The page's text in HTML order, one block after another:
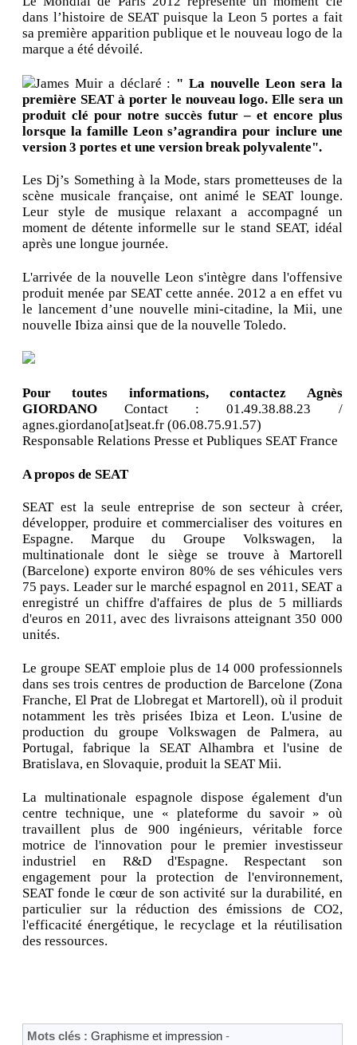
dans l’histoire de SEAT puisque la Leon 5 portes a fait
sa première apparition publique et le nouveau logo de la
marque a été dévoilé.
James Muir a déclaré : " La nouvelle Leon sera la
première SEAT à porter le nouveau logo. Elle sera un
produit clé pour notre succès futur – et encore plus
lorsque la famille Leon s’agrandira pour inclure une
version 3 portes et une version break polyvalente".
Les Dj’s Something à la Mode, stars prometteuses de la
scène musicale française, ont animé le SEAT lounge.
Leur style de musique relaxant a accompagné un
moment de détente informelle sur le stand SEAT, idéal
après une longue journée.
L'arrivée de la nouvelle Leon s'intègre dans l'offensive
produit menée par SEAT cette année. 2012 a en effet vu
le lancement d’une nouvelle mini-citadine, la Mii, une
nouvelle Ibiza ainsi que de la nouvelle Toledo.
Pour toutes informations, contactez Agnès
GIORDANO Contact : 01.49.38.88.23 /
agnes.giordano[at]seat.fr (06.08.75.91.57)
Responsable Relations Presse et Publiques SEAT France
A propos de SEAT
SEAT est la seule entreprise de son secteur à créer,
développer, produire et commercialiser des voitures en
Espagne. Marque du Groupe Volkswagen, la
multinationale dont le siège se trouve à Martorell
(Barcelone) exporte environ 80% de ses véhicules vers
75 pays. Leader sur le marché espagnol en 2011, SEAT a
enregistré un chiffre d'affaires de plus de 5 milliards
d'euros en 2011, avec des livraisons atteignant 350 000
unités.
Le groupe SEAT emploie plus de 14 000 professionnels
dans ses trois centres de production de Barcelone (Zona
Franche, El Prat de Llobregat et Martorell), où il produit
notamment les très prisées Ibiza et Leon. L'usine de
production du groupe Volkswagen de Palmera, au
Portugal, fabrique la SEAT Alhambra et l'usine de
Bratislava, en Slovaquie, produit la SEAT Mii.
La multinationale espagnole dispose également d'un
centre technique, une « plateforme du savoir » où
travaillent plus de 900 ingénieurs, véritable force
motrice de l'innovation pour le premier investisseur
industriel en R&D d'Espagne. Respectant son
engagement pour la protection de l'environnement,
SEAT fonde le cœur de son activité sur la durabilité, en
particulier sur la réduction des émissions de CO2,
l'efficacité énergétique, le recyclage et la réutilisation
des ressources.
Mots clés : Graphisme et impression -